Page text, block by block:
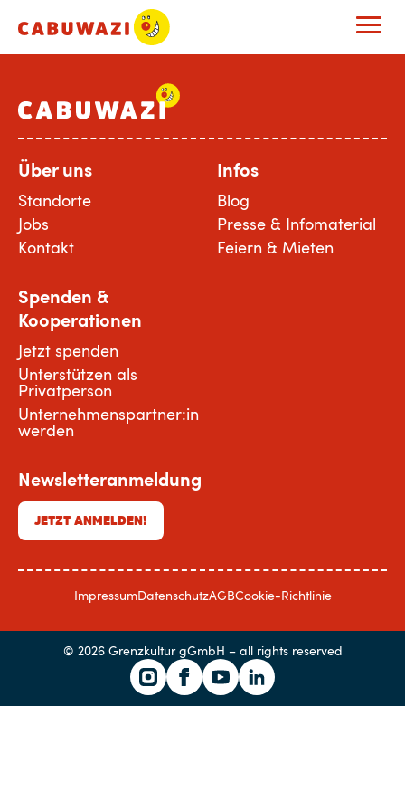
Über uns
Standorte
Jobs
Kontakt
Infos
Blog
Presse & Infomaterial
Feiern & Mieten
Spenden &
Kooperationen
Jetzt spenden
Unterstützen als
Privatperson
Unternehmenspartner:in
werden
Newsletteranmeldung
JETZT ANMELDEN!
ImpressumDatenschutzAGBCookie-Richtlinie
© 2026 Grenzkultur gGmbH – all rights reserved